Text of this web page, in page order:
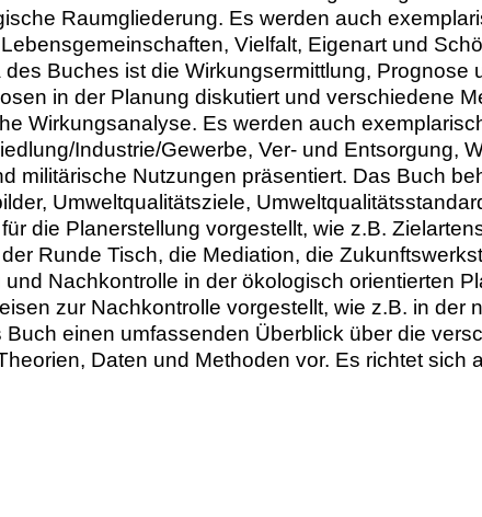
Raumgliederung. Es werden auch
Vielfalt, Eigenart und
Buches ist die Wirkungsermittlung, Prognose
in der Planung diskutiert und verschiedene
Wirkungsanalyse. Es werden auch
Industrie/Gewerbe, Ver- und Entsorgung,
militärische Nutzungen präsentiert. Das Buch
Umweltqualitätsziele,
die Planerstellung vorgestellt, wie z.B.
Runde Tisch, die Mediation, die
Nachkontrolle in der ökologisch orientierten
zur Nachkontrolle vorgestellt, wie z.B. in der
einen umfassenden Überblick über die
Daten und Methoden vor. Es richtet sich